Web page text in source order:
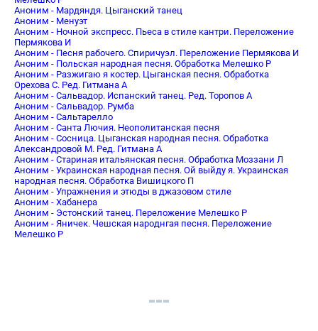
Аноним - Мардяндя. Цыганский танец
Аноним - Менуэт
Аноним - Ночной экспресс. Пьеса в стиле кантри. Переложение
Пермякова И
Аноним - Песня рабочего. Спиричуэл. Переложение Пермякова И
Аноним - Польская народная песня. Обработка Мелешко Р
Аноним - Разжигаю я костер. Цыганская песня. Обработка
Орехова С. Ред. Гитмана А
Аноним - Сальвадор. Испанский танец. Ред. Торопов А
Аноним - Сальвадор. Румба
Аноним - Сальтарелло
Аноним - Санта Лючия. Неополитанская песня
Аноним - Сосница. Цыганская народная песня. Обработка
Александровой М. Ред. Гитмана А
Аноним - Стариная итальянская песня. Обработка Моззани Л
Аноним - Украинская народная песня. Ой выйду я. Украинская
народная песня. Обработка Вишицкого П
Аноним - Упражнения и этюды в джазовом стиле
Аноним - Хабанера
Аноним - Эстонский танец. Переложение Мелешко Р
Аноним - Яничек. Чешская народнгая песня. Переложение
Мелешко Р